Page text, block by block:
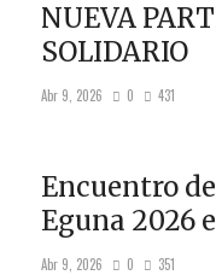
NUEVA
SOLIDARIO
Abr 9, 2026 0 431
Encuentro
Eguna 2026
Abr 9, 2026 0 351